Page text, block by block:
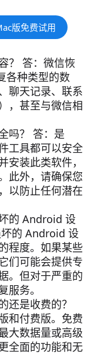
版免费试用
？ 答：微信恢
各种类型的数
聊天记录、联系
，甚至与微信相
吗？ 答：是
工具都可以安全
装此类软件，
此外，请确保您
以防止任何潜在
的 Android 设
的 Android 设
程度。如果某些
们可能会提供专
。但对于严重的
服务。
还是收费的？
和付费版。免费
大数据量或高级
全面的功能和无